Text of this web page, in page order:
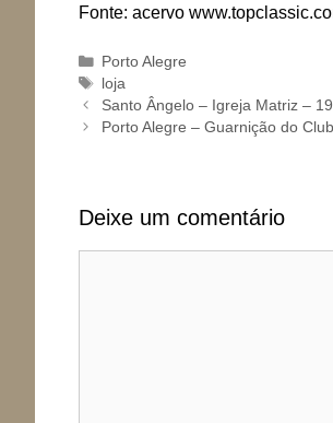
Fonte: acervo
Categorias
Porto Alegre
Tags
loja
Santo Ângelo – Igreja Matriz –
Porto Alegre – Guarnição do
Deixe um comentário